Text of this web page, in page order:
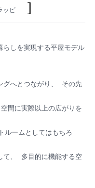
ッピ
らしを実現する平屋モデル
グへとつながり、 その先
間に実際以上の広がりを
ルームとしてはもちろ
て、 多目的に機能する空